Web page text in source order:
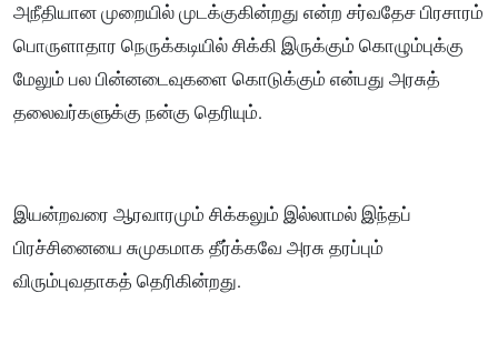
அநீதியான முறையில் முடக்குகின்றது என்ற சர்வதேச பிரசாரம்
பொருளாதார நெருக்கடியில் சிக்கி இருக்கும் கொழும்புக்கு
மேலும் பல பின்னடைவுகளை கொடுக்கும் என்பது அரசுத்
தலைவர்களுக்கு நன்கு தெரியும்.
இயன்றவரை ஆரவாரமும் சிக்கலும் இல்லாமல் இந்தப்
பிரச்சினையை சுமுகமாக தீர்க்கவே அரசு தரப்பும்
விரும்புவதாகத் தெரிகின்றது.